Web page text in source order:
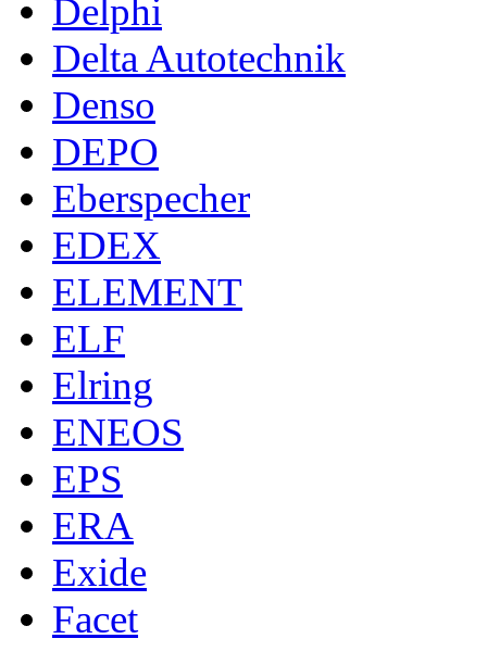
Delphi
Delta Autotechnik
Denso
DEPO
Eberspecher
EDEX
ELEMENT
ELF
Elring
ENEOS
EPS
ERA
Exide
Facet